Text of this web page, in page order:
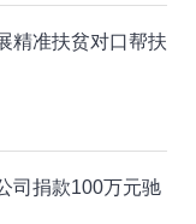
精准扶贫对口帮扶
司捐款100万元驰